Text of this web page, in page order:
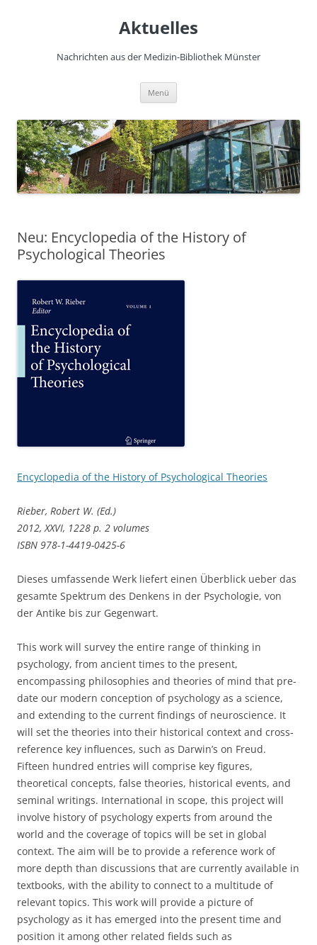
Aktuelles
Nachrichten aus der Medizin-Bibliothek Münster
Menü
Neu: Encyclopedia of the History of
Psychological Theories
Encyclopedia of the History of Psychological Theories
Rieber, Robert W. (Ed.)
2012, XXVI, 1228 p. 2 volumes
ISBN 978-1-4419-0425-6
Dieses umfassende Werk liefert einen Überblick ueber das
gesamte Spektrum des Denkens in der Psychologie, von
der Antike bis zur Gegenwart.
This work will survey the entire range of thinking in
psychology, from ancient times to the present,
encompassing philosophies and theories of mind that pre-
date our modern conception of psychology as a science,
and extending to the current findings of neuroscience. It
will set the theories into their historical context and cross-
reference key influences, such as Darwin’s on Freud.
Fifteen hundred entries will comprise key figures,
theoretical concepts, false theories, historical events, and
seminal writings. International in scope, this project will
involve history of psychology experts from around the
world and the coverage of topics will be set in global
context. The aim will be to provide a reference work of
more depth than discussions that are currently available in
textbooks, with the ability to connect to a multitude of
relevant topics. This work will provide a picture of
psychology as it has emerged into the present time and
position it among other related fields such as